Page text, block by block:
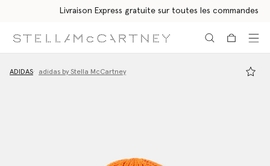
Livraison Express gratuite sur toutes les commandes
ADIDAS adidas by Stella McCartney